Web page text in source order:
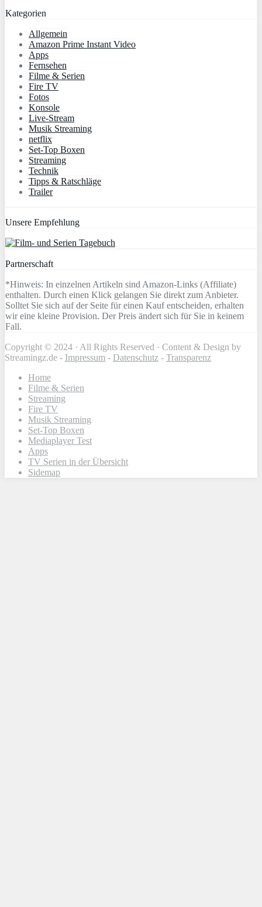
Kategorien
Allgemein
Amazon Prime Instant Video
Apps
Fernsehen
Filme & Serien
Fire TV
Fotos
Konsole
Live-Stream
Musik Streaming
netflix
Set-Top Boxen
Streaming
Technik
Tipps & Ratschläge
Trailer
Unsere Empfehlung
Partnerschaft
*Hinweis: In einzelnen Artikeln sind Amazon-Links (Affiliate)
enthalten. Durch einen Klick gelangen Sie direkt zum Anbieter.
Solltet Sie sich auf der Seite für einen Kauf entscheiden, erhalten
wir eine kleine Provision. Der Preis ändert sich für Sie in keinem
Fall.
Copyright © 2024 · All Rights Reserved · Content & Design by
Streamingz.de - Impressum - Datenschutz - Transparenz
Home
Filme & Serien
Streaming
Fire TV
Musik Streaming
Set-Top Boxen
Mediaplayer Test
Apps
TV Serien in der Übersicht
Sidemap